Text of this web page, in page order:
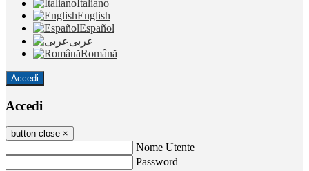
Italiano
English
Español
عربى
Română
Accedi
Accedi
button close ×
Nome Utente
Password